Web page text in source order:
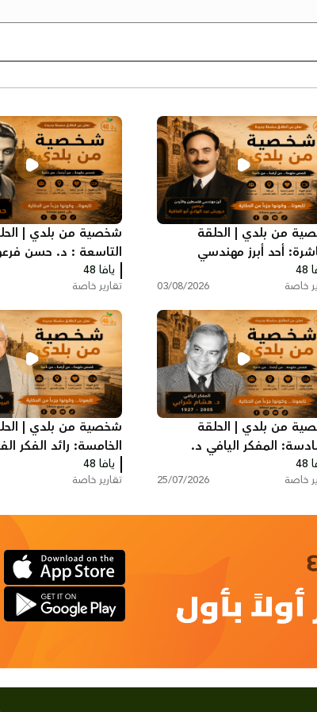
من بلدي | الحلقة
أحد أبرز مهندسي
أبو العافية
خاصة 03/08/2026
شخصية من بلدي |
التاسعة : د. حسن
الطبيب الذي رفض
عام 1948
يافا 48
تقارير خاصة
من بلدي | الحلقة
المفكر اليافي د.
شرابي
خاصة 25/07/2026
شخصية من بلدي |
الخامسة: رائد الفكر
البروفيسور إبراهيم أبو
يافا 48
تقارير خاصة